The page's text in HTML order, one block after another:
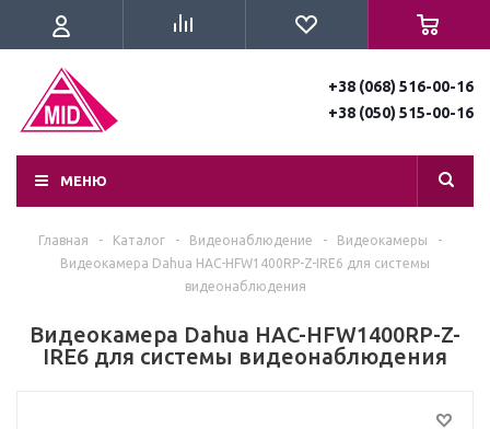
+38 (068) 516-00-16
+38 (050) 515-00-16
МЕНЮ
Главная - Каталог - Видеонаблюдение - Видеокамеры
-
Видеокамера Dahua HAC-HFW1400RP-Z-IRE6 для системы
видеонаблюдения
Видеокамера Dahua HAC-HFW1400RP-Z-
IRE6 для системы видеонаблюдения